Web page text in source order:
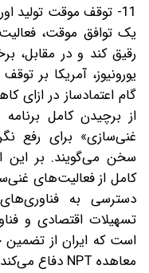
11- توقف موقت تولید
یک توافق موقت،
رقیق کند و در مقابل،
یورونیوز، آمریکا بر
گام اعتمادساز در ازای
از برچیدن کامل
غنی‌سازی» برای رفع
سخن می‌گویند. بر این
کامل از فعالیت‌های
دسترسی به
تسهیلات اقتصادی و
است که ایران از
معاهده NPT دفاع می‌کند.